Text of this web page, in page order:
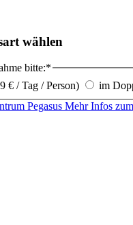
wählen
bitte:*
€ / Tag / Person)
im
Mehr Infos